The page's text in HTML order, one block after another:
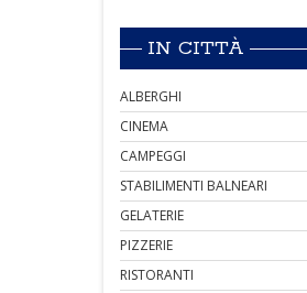
IN CITTÀ
ALBERGHI
CINEMA
CAMPEGGI
STABILIMENTI BALNEARI
GELATERIE
PIZZERIE
RISTORANTI